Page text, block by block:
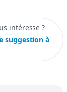
intéresse ?
suggestion à